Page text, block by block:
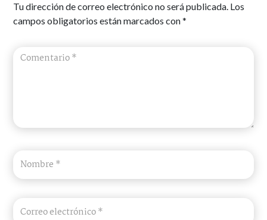
Tu dirección de correo electrónico no será publicada. Los
campos obligatorios están marcados con*